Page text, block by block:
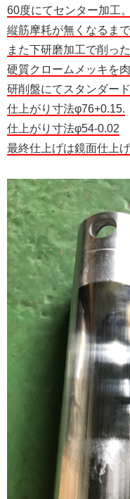
60度にてセンター加工
縦筋摩耗が無くなるま
また下研磨加工で削っ
硬質クロームメッキを
研削盤にてスタンダー
仕上がり寸法φ76+0.15.
仕上がり寸法φ54-0.02
最終仕上げは鏡面仕上